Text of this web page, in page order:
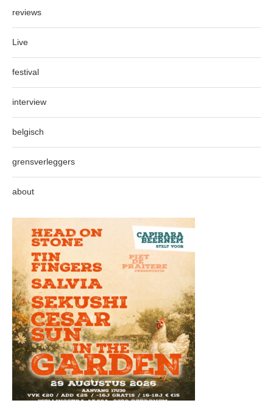
reviews
Live
festival
interview
belgisch
grensverleggers
about